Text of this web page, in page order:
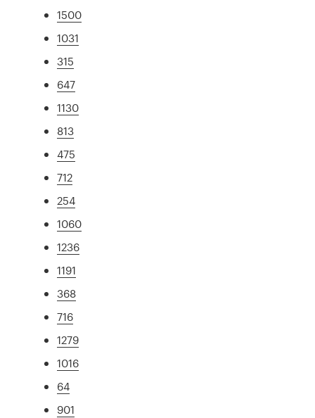
1500
1031
315
647
1130
813
475
712
254
1060
1236
1191
368
716
1279
1016
64
901